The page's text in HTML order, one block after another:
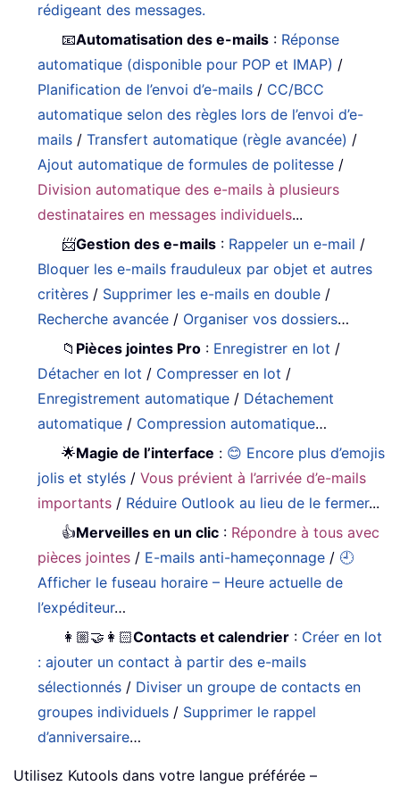
rédigeant des messages.
📧Automatisation des e-mails : Réponse
automatique (disponible pour POP et IMAP) /
Planification de l’envoi d’e-mails / CC/BCC
automatique selon des règles lors de l’envoi d’e-
mails /Transfert automatique (règle avancée) /
Ajout automatique de formules de politesse /
Division automatique des e-mails à plusieurs
destinataires en messages individuels...
📨Gestion des e-mails : Rappeler un e-mail /
Bloquer les e-mails frauduleux par objet et autres
critères / Supprimer les e-mails en double /
Recherche avancée / Organiser vos dossiers…
📁 Pièces jointes Pro : Enregistrer en lot /
Détacher en lot / Compresser en lot /
Enregistrement automatique / Détachement
automatique / Compression automatique…
🌟Magie de l’interface : 😊 Encore plus d’emojis
jolis et stylés /Vous prévient à l’arrivée d’e-mails
importants / Réduire Outlook au lieu de le fermer...
👍Merveilles en un clic : Répondre à tous avec
pièces jointes / E-mails anti-hameçonnage / 🕘
Afficher le fuseau horaire – Heure actuelle de
l’expéditeur…
👩🏼‍🤝‍👩🏻Contacts et calendrier : Créer en lot
: ajouter un contact à partir des e-mails
sélectionnés / Diviser un groupe de contacts en
groupes individuels / Supprimer le rappel
d’anniversaire…
Utilisez Kutools dans votre langue préférée –